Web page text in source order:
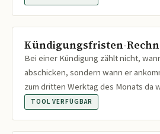
Kündigungsfristen-
Bei einer Kündigung zählt nicht,
abschicken, sondern wann er
zum dritten Werktag des Monats da
TOOL VERFÜGBAR